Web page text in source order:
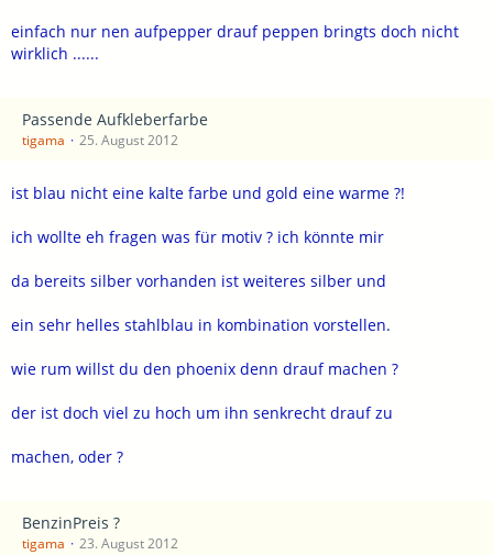
einfach nur nen aufpepper drauf peppen bringts doch nicht
wirklich ......
Passende Aufkleberfarbe
tigama 25. August 2012
ist blau nicht eine kalte farbe und gold eine warme ?!
ich wollte eh fragen was für motiv ? ich könnte mir
da bereits silber vorhanden ist weiteres silber und
ein sehr helles stahlblau in kombination vorstellen.
wie rum willst du den phoenix denn drauf machen ?
der ist doch viel zu hoch um ihn senkrecht drauf zu
machen, oder ?
BenzinPreis ?
tigama 23. August 2012